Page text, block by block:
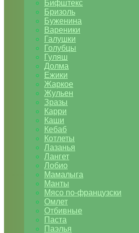
Бифштекс
Бризоль
Буженина
Вареники
Галушки
Голубцы
Гуляш
Долма
Ежики
Жаркое
Жульен
Зразы
Карри
Каши
Кебаб
Котлеты
Лазанья
Лангет
Лобио
Мамалыга
Манты
Мясо по-французски
Омлет
Отбивные
Паста
Паэлья